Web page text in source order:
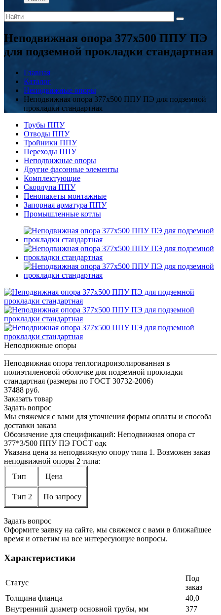
Неподвижная опора 377x500 ППУ ПЭ
для подземной прокладки стандартная
Главная
Каталог
Неподвижные опоры
Неподвижная опора 377x500 ППУ ПЭ для подземной
прокладки стандартная
Трубы ППУ
Отводы ППУ
Тройники ППУ
Переходы ППУ
Неподвижные опоры
Другие фасонные элементы
Комплектующие
Скорлупа ППУ
Пенопакеты монтажные
Запорная арматура ППУ
Промышленные котлы
Неподвижные опоры
Неподвижная опора теплогидроизолированная в
полиэтиленовой оболочке для подземной прокладки
стандартная (размеры по ГОСТ 30732-2006)
37488 руб.
Заказать товар
Задать вопрос
Мы свяжемся с вами для уточнения формы оплаты и способа
доставки заказа
Обозначение для спецификаций: Неподвижная опора ст
377*3/500 ППУ ПЭ ГОСТ одк
Указана цена за неподвижную опору типа 1. Возможен заказ
неподвижной опоры 2 типа:
Тип
Цена
Тип 2 По запросу
Задать вопрос
Оформите заявку на сайте, мы свяжемся с вами в ближайшее
время и ответим на все интересующие вопросы.
Характеристики
Статус
Под
заказ
Толщина фланца
40,0
Внутренний диаметр основной трубы, мм
377